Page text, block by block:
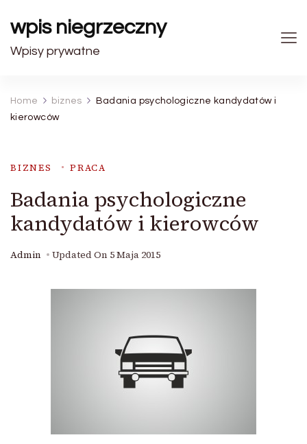
wpis niegrzeczny
Wpisy prywatne
Home biznes
Badania psychologiczne kandydatów i
kierowców
BIZNES PRACA
Badania psychologiczne
kandydatów i kierowców
Admin Updated On 5 Maja 2015